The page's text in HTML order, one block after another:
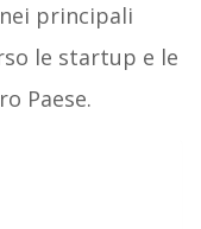
principali
le startup e le
Paese.